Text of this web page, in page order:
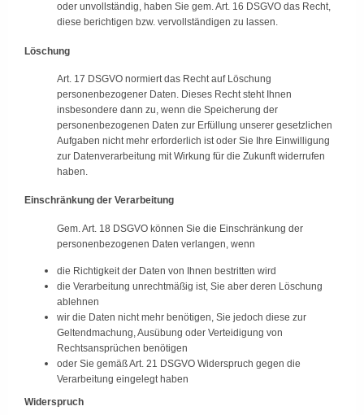
oder unvollständig, haben Sie gem. Art. 16 DSGVO das Recht,
diese berichtigen bzw. vervollständigen zu lassen.
Löschung
Art. 17 DSGVO normiert das Recht auf Löschung
personenbezogener Daten. Dieses Recht steht Ihnen
insbesondere dann zu, wenn die Speicherung der
personenbezogenen Daten zur Erfüllung unserer gesetzlichen
Aufgaben nicht mehr erforderlich ist oder Sie Ihre Einwilligung
zur Datenverarbeitung mit Wirkung für die Zukunft widerrufen
haben.
Einschränkung der Verarbeitung
Gem. Art. 18 DSGVO können Sie die Einschränkung der
personenbezogenen Daten verlangen, wenn
die Richtigkeit der Daten von Ihnen bestritten wird
die Verarbeitung unrechtmäßig ist, Sie aber deren Löschung
ablehnen
wir die Daten nicht mehr benötigen, Sie jedoch diese zur
Geltendmachung, Ausübung oder Verteidigung von
Rechtsansprüchen benötigen
oder Sie gemäß Art. 21 DSGVO Widerspruch gegen die
Verarbeitung eingelegt haben
Widerspruch